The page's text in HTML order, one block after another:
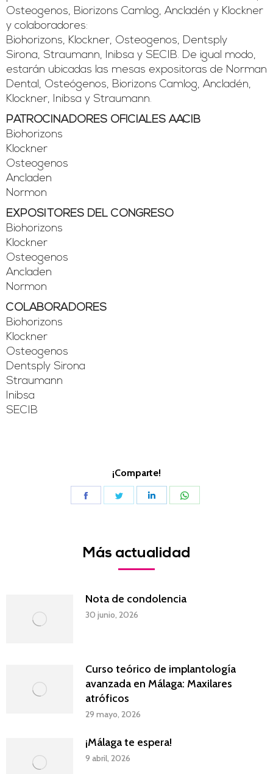
Osteogenos, Biorizons Camlog, Ancladén y Klockner
y colaboradores:
Biohorizons, Klockner, Osteogenos, Dentsply
Sirona, Straumann, Inibsa y SECIB. De igual modo,
estarán ubicadas las mesas expositoras de Norman
Dental, Osteógenos, Biorizons Camlog, Ancladén,
Klockner, Inibsa y Straumann.
PATROCINADORES OFICIALES AACIB
Biohorizons
Klockner
Osteogenos
Ancladen
Normon
EXPOSITORES DEL CONGRESO
Biohorizons
Klockner
Osteogenos
Ancladen
Normon
COLABORADORES
Biohorizons
Klockner
Osteogenos
Dentsply Sirona
Straumann
Inibsa
SECIB
¡Comparte!
Share
Share
Más actualidad
Nota de condolencia
30 junio, 2026
Curso teórico de implantología
avanzada en Málaga: Maxilares
atróficos
29 mayo, 2026
¡Málaga te espera!
9 abril, 2026